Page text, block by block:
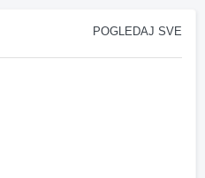
POGLEDAJ SVE